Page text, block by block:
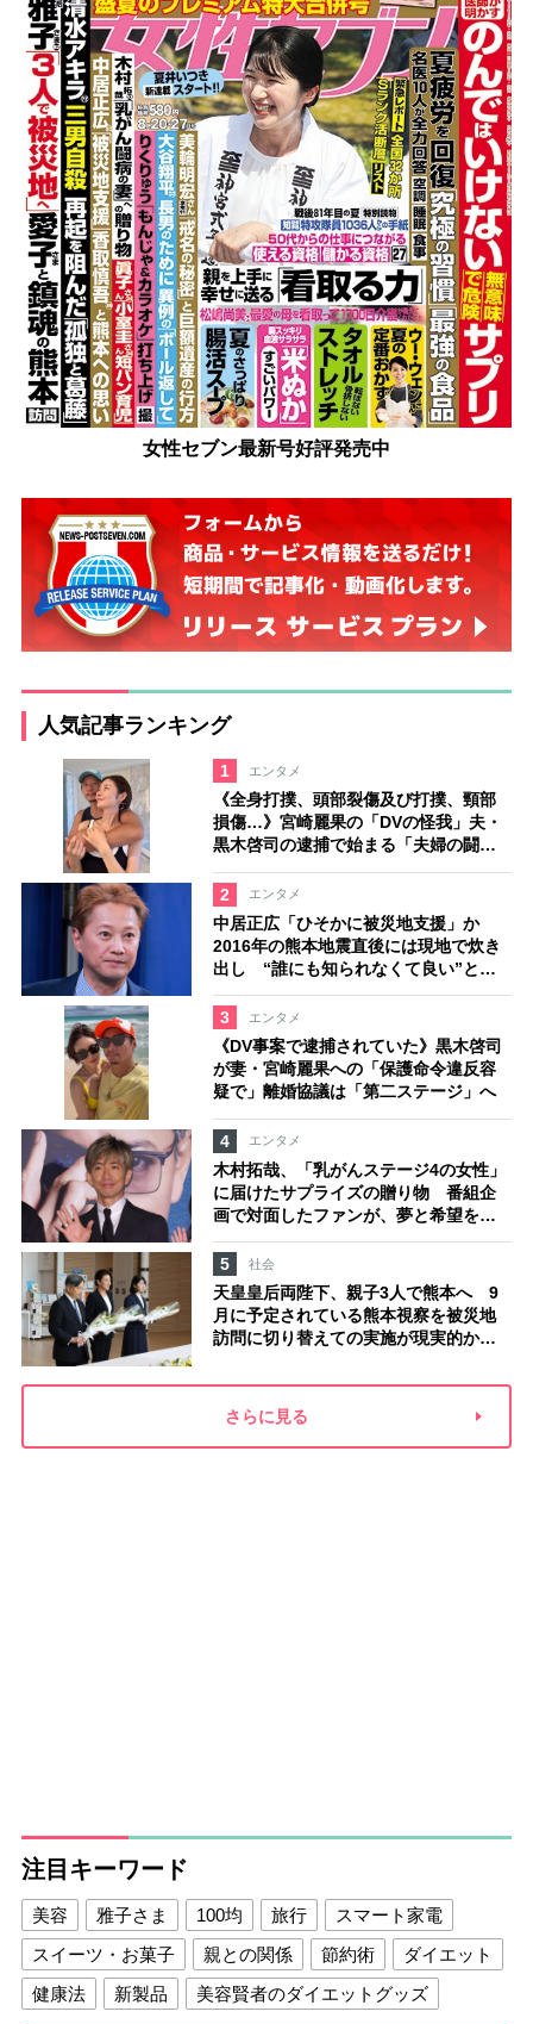
女性セブン最新号好評発売中
人気記事ランキング
1 エンタメ
《全身打撲、頭部裂傷及び打撲、頸部
損傷…》宮崎麗果の「DVの怪我」夫・
黒木啓司の逮捕で始まる「夫婦の闘
2
エンタメ
中居正広「ひそかに被災地支援」か
2016年の熊本地震直後には現地で炊き
出し “誰にも知られなくて良い”と、
むしろ強まる福祉活動への思い
3
エンタメ
《DV事案で逮捕されていた》黒木啓司
が妻・宮崎麗果への「保護命令違反容
疑で」離婚協議は「第二ステージ」へ
4 エンタメ
木村拓哉、「乳がんステージ4の女性」
に届けたサプライズの贈り物 番組企
画で対面したファンが、夢と希望を与
える心遣いに「うれしくて号泣しまし
た」
5 社会
天皇皇后両陛下、親子3人で熊本へ 9
月に予定されている熊本視察を被災地
訪問に切り替えての実施が現実的か
添い方”
さらに見る
注目キーワード
美容 雅子さま 100均 旅行
スマート家電
スイーツ・お菓子
親との関係 節約術
ダイエット
健康法
新製品
美容賢者のダイエットグッズ